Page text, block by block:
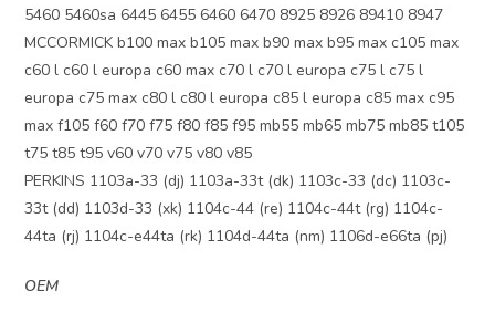
5460 5460sa 6445 6455 6460 6470 8925 8926 89410 8947
MCCORMICK b100 max b105 max b90 max b95 max c105 max
c60 l c60 l europa c60 max c70 l c70 l europa c75 l c75 l
europa c75 max c80 l c80 l europa c85 l europa c85 max c95
max f105 f60 f70 f75 f80 f85 f95 mb55 mb65 mb75 mb85 t105
t75 t85 t95 v60 v70 v75 v80 v85
PERKINS 1103a-33 (dj) 1103a-33t (dk) 1103c-33 (dc) 1103c-
33t (dd) 1103d-33 (xk) 1104c-44 (re) 1104c-44t (rg) 1104c-
44ta (rj) 1104c-e44ta (rk) 1104d-44ta (nm) 1106d-e66ta (pj)
OEM